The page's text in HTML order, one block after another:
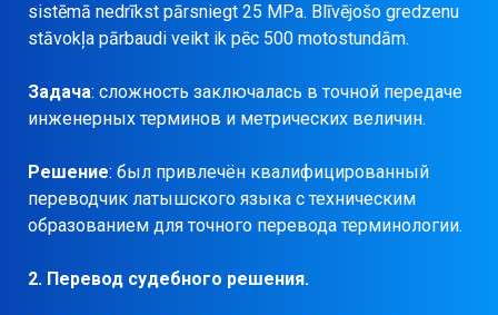
sistēmā nedrīkst pārsniegt 25 MPa. Blīvējošo gredzenu
stāvokļa pārbaudi veikt ik pēc 500 motostundām.
Задача: сложность заключалась в точной передаче
инженерных терминов и метрических величин.
Решение: был привлечён квалифицированный
переводчик латышского языка с техническим
образованием для точного перевода терминологии.
2. Перевод судебного решения.